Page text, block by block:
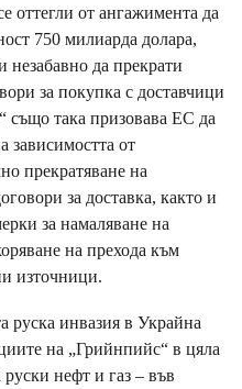
оттегли от ангажимента да
750 милиарда долара,
незабавно да прекрати
за покупка с доставчици
така призовава ЕС да
зависимостта от
прекратяване на
за доставка, както и
за намаляване на
на прехода към
източници.
руска инвазия в Украйна
на „Грийнпийс“ в цяла
нефт и газ – във